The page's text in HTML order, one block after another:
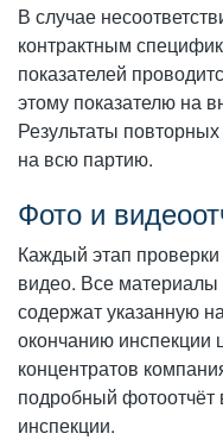
В случае
контрактным
показателей
этому показателю на
Результаты
на всю партию.
Фото и
Каждый этап
видео. Все материалы
содержат указанную
окончанию инспекции
концентратов
подробный фотоотчёт
инспекции.